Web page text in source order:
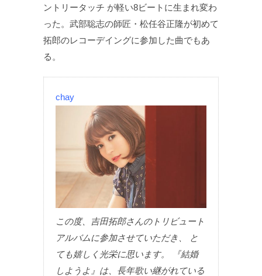
ントリータッチ が軽い8ビートに生まれ変わ
った。武部聡志の師匠・松任谷正隆が初めて
拓郎のレコーデイングに参加した曲でもあ
る。
chay
この度、吉田拓郎さんのトリビュート
アルバムに参加させていただき、 と
ても嬉しく光栄に思います。 『結婚
しようよ』は、長年歌い継がれている